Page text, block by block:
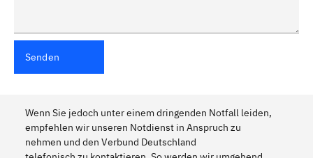
Senden
Wenn Sie jedoch unter einem dringenden Notfall leiden,
empfehlen wir unseren Notdienst in Anspruch zu
nehmen und den Verbund Deutschland